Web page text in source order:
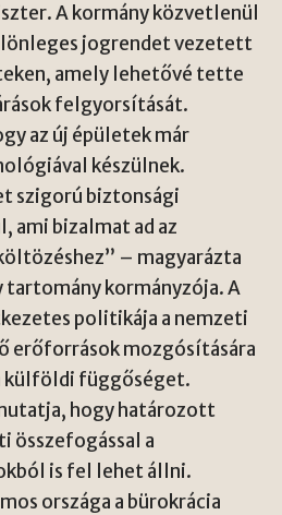
A kormány közvetlenül
jogrendet vezetett
amely lehetővé tette
felgyorsítását.
az új épületek már
készülnek.
szigorú biztonsági
ami bizalmat ad az
– magyarázta
tartomány kormányzója. A
politikája a nemzeti
erőforrások mozgósítására
külföldi függőséget.
hogy határozott
összefogással a
is fel lehet állni.
országa a bürokrácia